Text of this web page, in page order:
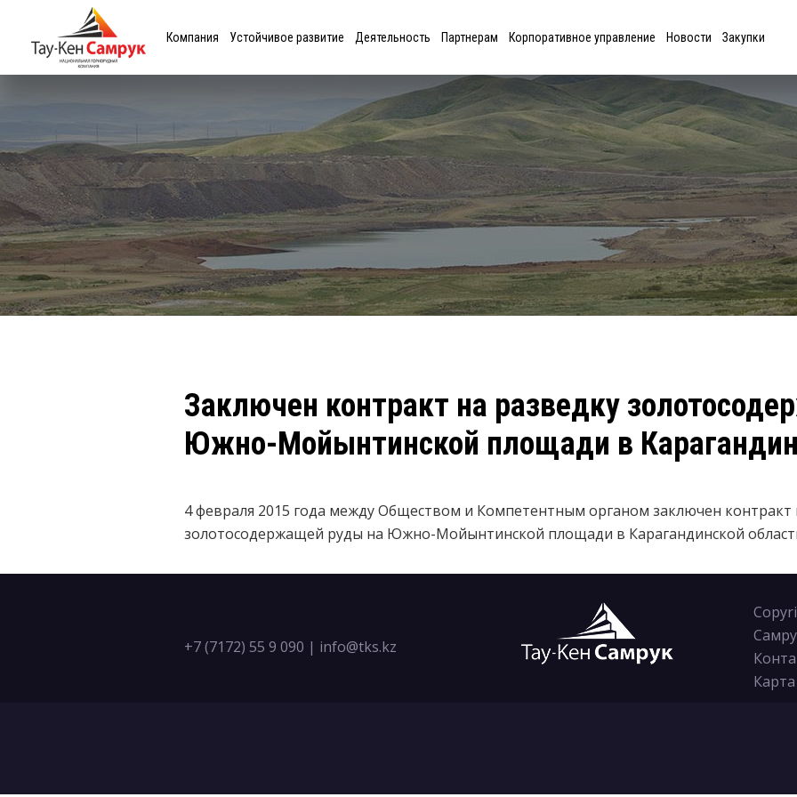
Компания Устойчивое развитие Деятельность Партнерам Корпоративное управление Новости Закупки
Заключен контракт на разведку
Южно-Мойынтинской площади в
4 февраля 2015 года между Обществом и Компетентным органом заключен контракт
золотосодержащей руды на Южно-Мойынтинской площади в Карагандинской
+7 (7172) 55 9 090 | info@tks.kz